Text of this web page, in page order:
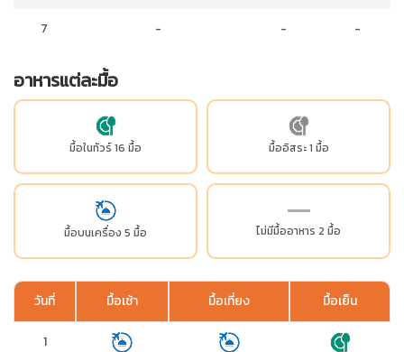
7 - - -
อาหารแต่ละมื้อ
มื้อในทัวร์ 16 มื้อ มื้ออิสระ 1 มื้อ
มื้อบนเครื่อง 5 มื้อ ไม่มีมื้ออาหาร 2 มื้อ
วันที่ มื้อเช้า มื้อเที่ยง มื้อเย็น
1